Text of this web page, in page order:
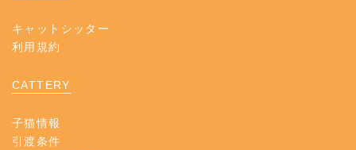
キャットシッター
利用規約
CATTERY
子猫情報
引渡条件